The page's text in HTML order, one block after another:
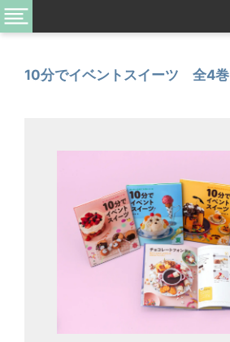
10分でイベントスイーツ 全4巻